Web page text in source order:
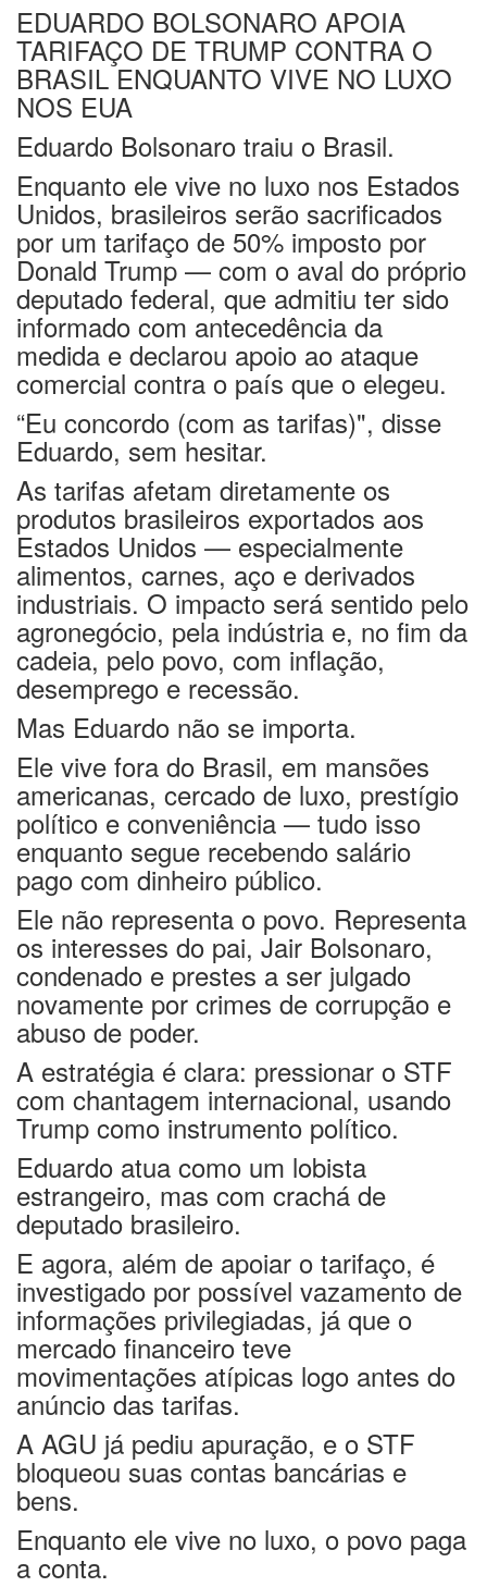
EDUARDO BOLSONARO APOIA
TARIFAÇO DE TRUMP CONTRA O
BRASIL ENQUANTO VIVE NO LUXO
NOS EUA
Eduardo Bolsonaro traiu o Brasil.
Enquanto ele vive no luxo nos Estados
Unidos, brasileiros serão sacrificados
por um tarifaço de 50% imposto por
Donald Trump — com o aval do próprio
deputado federal, que admitiu ter sido
informado com antecedência da
medida e declarou apoio ao ataque
comercial contra o país que o elegeu.
“Eu concordo (com as tarifas)", disse
Eduardo, sem hesitar.
As tarifas afetam diretamente os
produtos brasileiros exportados aos
Estados Unidos — especialmente
alimentos, carnes, aço e derivados
industriais. O impacto será sentido pelo
agronegócio, pela indústria e, no fim da
cadeia, pelo povo, com inflação,
desemprego e recessão.
Mas Eduardo não se importa.
Ele vive fora do Brasil, em mansões
americanas, cercado de luxo, prestígio
político e conveniência — tudo isso
enquanto segue recebendo salário
pago com dinheiro público.
Ele não representa o povo. Representa
os interesses do pai, Jair Bolsonaro,
condenado e prestes a ser julgado
novamente por crimes de corrupção e
abuso de poder.
A estratégia é clara: pressionar o STF
com chantagem internacional, usando
Trump como instrumento político.
Eduardo atua como um lobista
estrangeiro, mas com crachá de
deputado brasileiro.
E agora, além de apoiar o tarifaço, é
investigado por possível vazamento de
informações privilegiadas, já que o
mercado financeiro teve
movimentações atípicas logo antes do
anúncio das tarifas.
A AGU já pediu apuração, e o STF
bloqueou suas contas bancárias e
bens.
Enquanto ele vive no luxo, o povo paga
a conta.